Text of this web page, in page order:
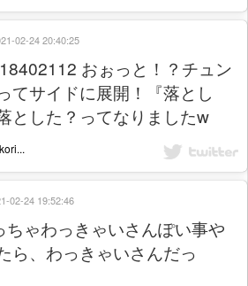
おぉっと！？チュン
てサイドに展開！『落とし
とした？ってなりましたw
02-24 20:40:25
ゃわっきゃいさんぽい事や
ら、わっきゃいさんだっ
02-24 19:52:46